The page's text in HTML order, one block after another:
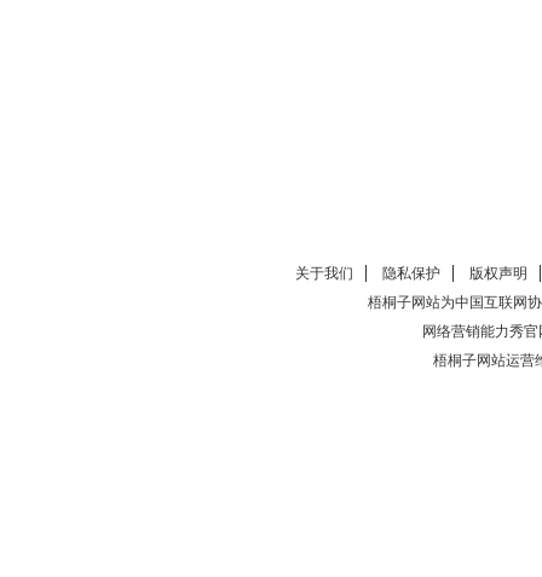
关于我们 隐私保护
版权声明
梧桐子网站为中国互联网
网络营销能力秀官
梧桐子网站运营